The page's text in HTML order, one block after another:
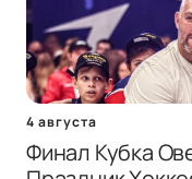
4 августа
Финал Кубка